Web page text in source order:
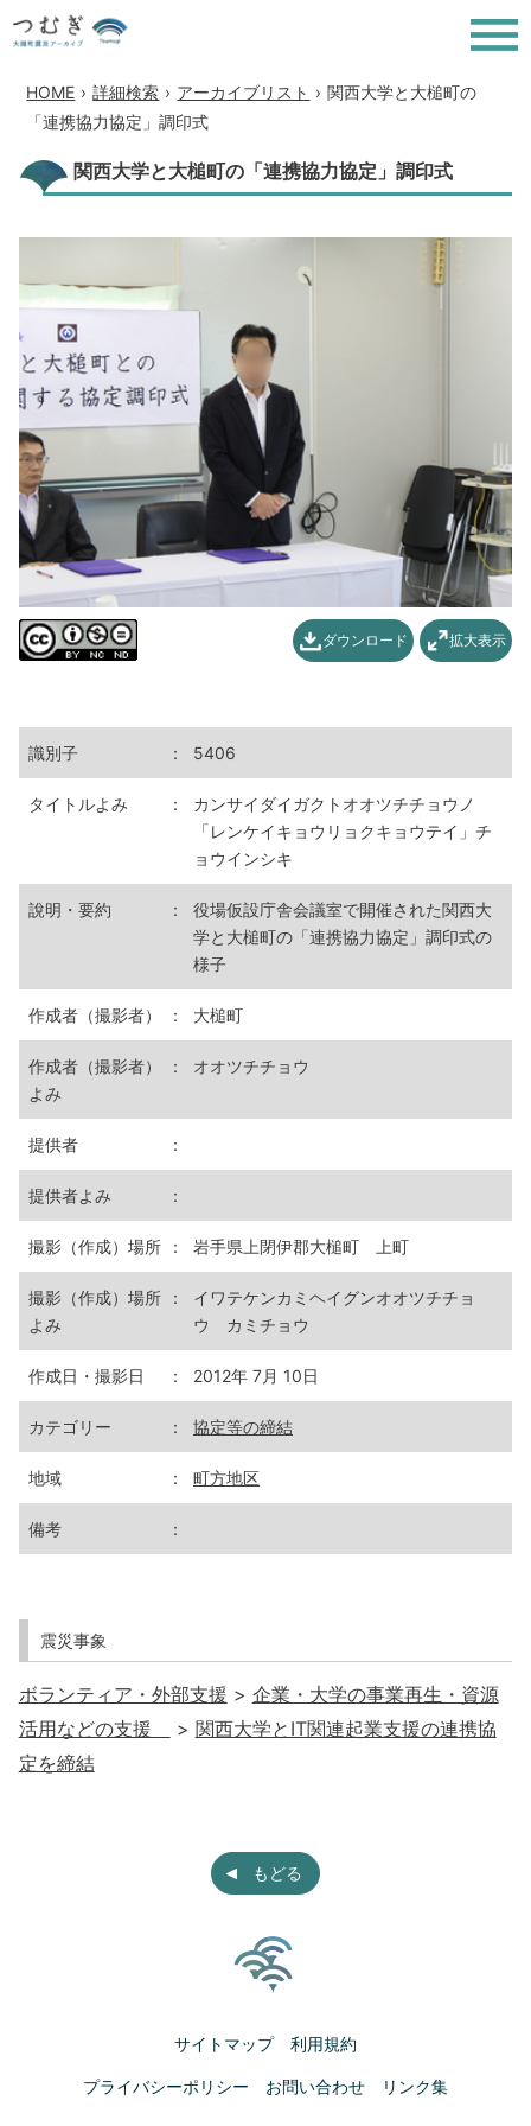
HOME › 詳細検索 › アーカイブリスト › 関西大学と大槌町の
「連携協力協定」調印式
関西大学と大槌町の「連携協力協定」調印式
拡大表示
ダウンロード
識別子 ： 5406
タイトルよみ ：
カンサイダイガクトオオツチチョウノ
「レンケイキョウリョクキョウテイ」チ
ョウインシキ
說明・要約 ：
役場仮設庁舎会議室で開催された関西大
学と大槌町の「連携協力協定」調印式の
様子
作成者（撮影者） ： 大槌町
作成者（撮影者）
よみ
： オオツチチョウ
提供者 ：
提供者よみ ：
撮影（作成）場所 ： 岩手県上閉伊郡大槌町 上町
撮影（作成）場所
よみ
：
イワテケンカミヘイグンオオツチチョ
ウ カミチョウ
作成日・撮影日 ： 2012年 7月 10日
カテゴリー ： 協定等の締結
地域 ： 町方地区
備考 ：
震災事象
ボランティア・外部支援 > 企業・大学の事業再生・資源
活用などの支援
> 関西大学とIT関連起業支援の連携協
定を締結
もどる
サイトマップ 利用規約
プライバシーポリシー お問い合わせ リンク集